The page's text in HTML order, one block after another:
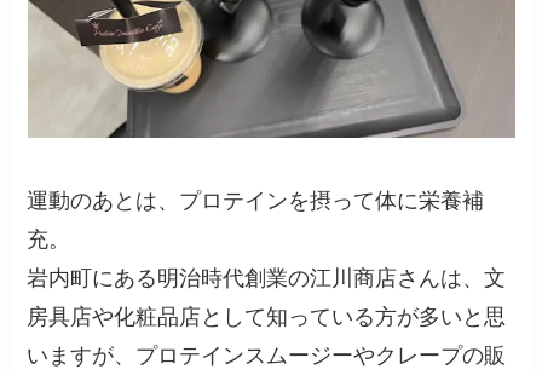
運動のあとは、プロテインを摂って体に栄養補
充。
岩内町にある明治時代創業の江川商店さんは、文
房具店や化粧品店として知っている方が多いと思
いますが、プロテインスムージーやクレープの販